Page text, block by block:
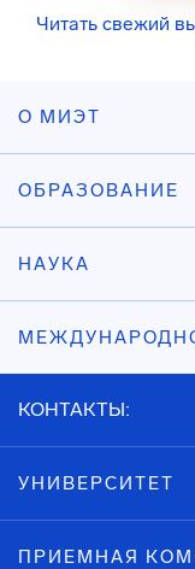
Читать свежий
О МИЭТ
ОБРАЗОВАНИЕ
НАУКА
КОНТАКТЫ:
УНИВЕРСИТЕТ
ПРИЕМНАЯ